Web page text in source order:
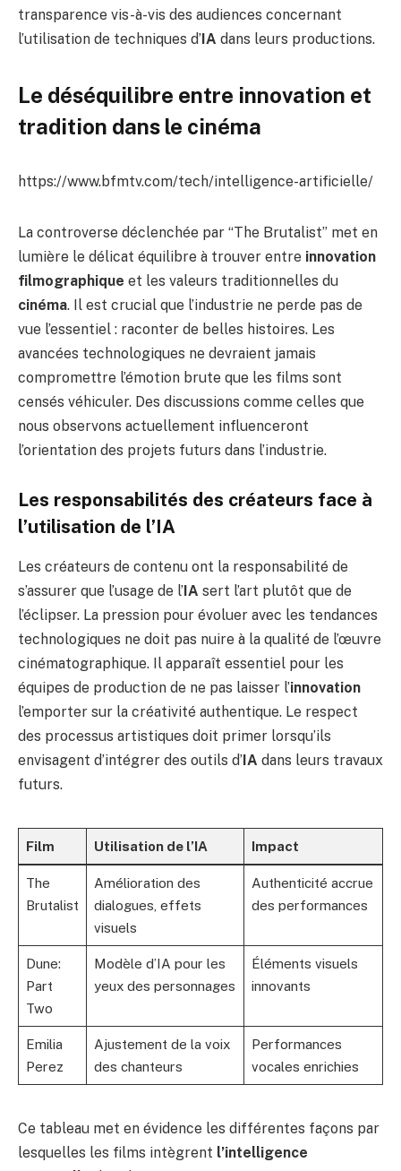
transparence vis-à-vis des audiences concernant
l’utilisation de techniques d’IA dans leurs productions.
Le déséquilibre entre innovation et
tradition dans le cinéma
https://www.bfmtv.com/tech/intelligence-artificielle/
La controverse déclenchée par “The Brutalist” met en
lumière le délicat équilibre à trouver entre innovation
filmographique et les valeurs traditionnelles du
cinéma. Il est crucial que l’industrie ne perde pas de
vue l’essentiel : raconter de belles histoires. Les
avancées technologiques ne devraient jamais
compromettre l’émotion brute que les films sont
censés véhiculer. Des discussions comme celles que
nous observons actuellement influenceront
l’orientation des projets futurs dans l’industrie.
Les responsabilités des créateurs face à
l’utilisation de l’IA
Les créateurs de contenu ont la responsabilité de
s’assurer que l’usage de l’IA sert l’art plutôt que de
l’éclipser. La pression pour évoluer avec les tendances
technologiques ne doit pas nuire à la qualité de l’œuvre
cinématographique. Il apparaît essentiel pour les
équipes de production de ne pas laisser l’innovation
l’emporter sur la créativité authentique. Le respect
des processus artistiques doit primer lorsqu’ils
envisagent d’intégrer des outils d’IA dans leurs travaux
futurs.
Film Utilisation de l’IA Impact
The
Brutalist
Amélioration des
dialogues, effets
visuels
Authenticité accrue
des performances
Dune:
Part
Two
Modèle d’IA pour les
yeux des personnages
Éléments visuels
innovants
Emilia
Perez
Ajustement de la voix
des chanteurs
Performances
vocales enrichies
Ce tableau met en évidence les différentes façons par
lesquelles les films intègrent l’intelligence